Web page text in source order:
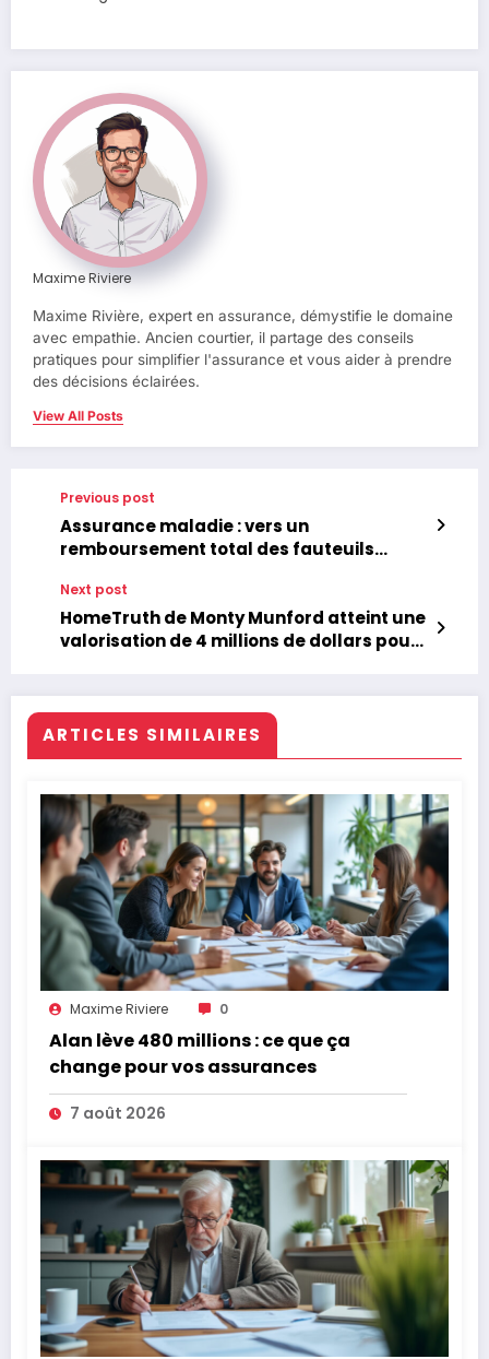
Maxime Riviere
Maxime Rivière, expert en assurance, démystifie le domaine
avec empathie. Ancien courtier, il partage des conseils
pratiques pour simplifier l'assurance et vous aider à prendre
des décisions éclairées.
View All Posts
Previous post
Assurance maladie : vers un
remboursement total des fauteuils
Next post
HomeTruth de Monty Munford atteint une
valorisation de 4 millions de dollars pour
ARTICLES SIMILAIRES
Maxime Riviere 0
Alan lève 480 millions : ce que ça
change pour vos assurances
7 août 2026